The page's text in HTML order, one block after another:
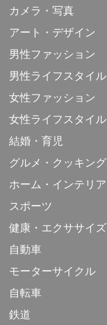
カメラ・写真
アート・デザイン
男性ファッション
男性ライフスタイル
女性ファッション
女性ライフスタイル
結婚・育児
グルメ・クッキング
ホーム・インテリア
スポーツ
健康・エクササイズ
自動車
モーターサイクル
自転車
鉄道